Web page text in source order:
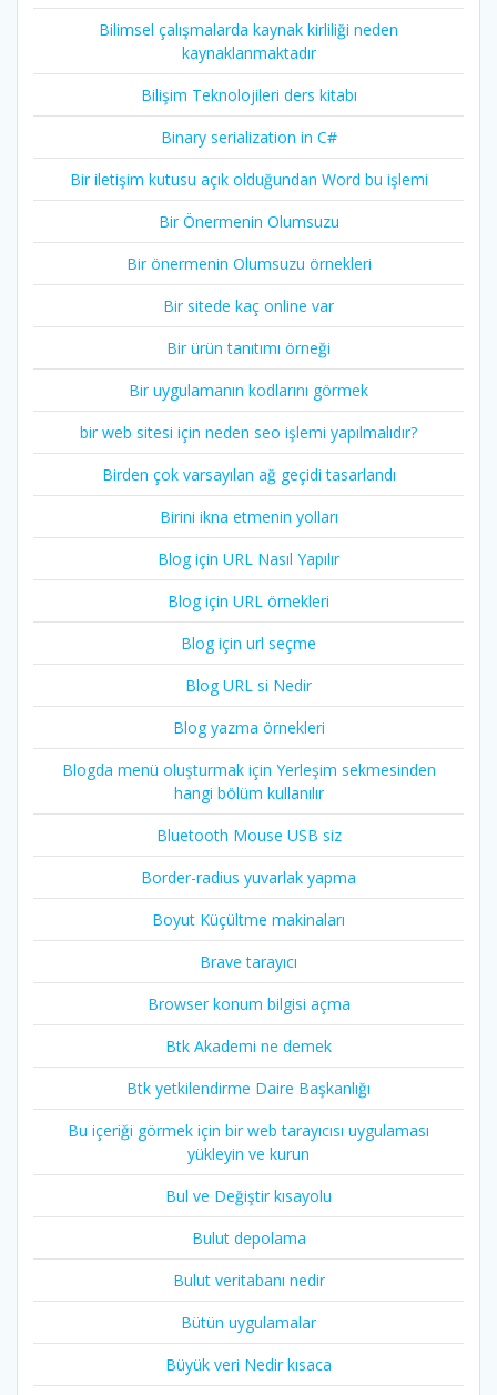
Bilimsel çalışmalarda kaynak kirliliği neden
kaynaklanmaktadır
Bilişim Teknolojileri ders kitabı
Binary serialization in C#
Bir iletişim kutusu açık olduğundan Word bu işlemi
Bir Önermenin Olumsuzu
Bir önermenin Olumsuzu örnekleri
Bir sitede kaç online var
Bir ürün tanıtımı örneği
Bir uygulamanın kodlarını görmek
bir web sitesi için neden seo işlemi yapılmalıdır?
Birden çok varsayılan ağ geçidi tasarlandı
Birini ikna etmenin yolları
Blog için URL Nasıl Yapılır
Blog için URL örnekleri
Blog için url seçme
Blog URL si Nedir
Blog yazma örnekleri
Blogda menü oluşturmak için Yerleşim sekmesinden
hangi bölüm kullanılır
Bluetooth Mouse USB siz
Border-radius yuvarlak yapma
Boyut Küçültme makinaları
Brave tarayıcı
Browser konum bilgisi açma
Btk Akademi ne demek
Btk yetkilendirme Daire Başkanlığı
Bu içeriği görmek için bir web tarayıcısı uygulaması
yükleyin ve kurun
Bul ve Değiştir kısayolu
Bulut depolama
Bulut veritabanı nedir
Bütün uygulamalar
Büyük veri Nedir kısaca